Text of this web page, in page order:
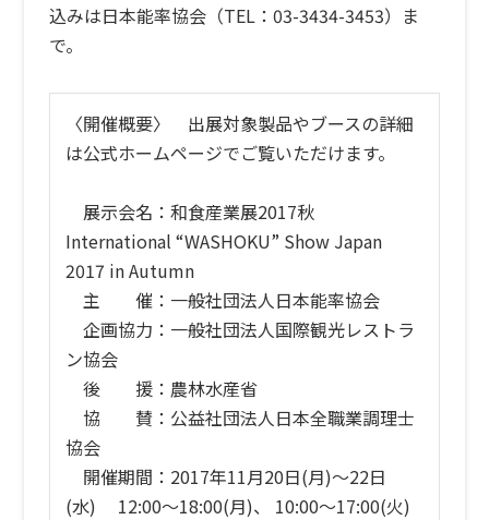
込みは日本能率協会（TEL：03-3434-3453）ま
で。
〈開催概要〉 出展対象製品やブースの詳細
は公式ホームページでご覧いただけます。
展示会名：和食産業展2017秋
International “WASHOKU” Show Japan
2017 in Autumn
主 催：一般社団法人日本能率協会
企画協力：一般社団法人国際観光レストラ
ン協会
後 援：農林水産省
協 賛：公益社団法人日本全職業調理士
協会
開催期間：2017年11月20日(月)〜22日
(水) 12:00〜18:00(月)、 10:00〜17:00(火)